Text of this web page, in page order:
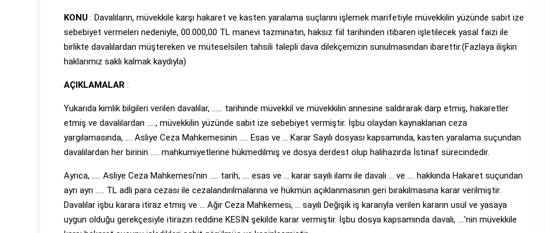
KONU : Davalıların, müvekkile karşı hakaret ve kasten yaralama suçlarını işlemek marifetiyle müvekkilin yüzünde sabit ize
sebebiyet vermeleri nedeniyle, 00.000,00 TL manevi tazminatın, haksız fiil tarihinden itibaren işletilecek yasal faizi ile
birlikte davalılardan müştereken ve müteselsilen tahsili talepli dava dilekçemizin sunulmasından ibarettir.(Fazlaya ilişkin
haklarımız saklı kalmak kaydıyla)
AÇIKLAMALAR :
Yukarıda kimlik bilgileri verilen davalılar, …… tarihinde müvekkil ve müvekkilin annesine saldırarak darp etmiş, hakaretler
etmiş ve davalılardan ….., müvekkilin yüzünde sabit ize sebebiyet vermiştir. İşbu olaydan kaynaklanan ceza
yargılamasında, …. Asliye Ceza Mahkemesinin ….. Esas ve … Karar Sayılı dosyası kapsamında, kasten yaralama suçundan
davalılardan her birinin ….. mahkumiyetlerine hükmedilmiş ve dosya derdest olup halihazırda İstinaf sürecindedir.
Ayrıca, ….. Asliye Ceza Mahkemesi’nin ….. tarih, …. esas ve … karar sayılı ilamı ile davalı … ve …. hakkında Hakaret suçundan
ayrı ayrı ….. TL adli para cezası ile cezalandırılmalarına ve hükmün açıklanmasının geri bırakılmasına karar verilmiştir.
Davalılar işbu karara itiraz etmiş ve … Ağır Ceza Mahkemesi, … sayılı Değişik iş kararıyla verilen kararın usul ve yasaya
uygun olduğu gerekçesiyle itirazın reddine KESİN şekilde karar vermiştir. İşbu dosya kapsamında davalı, ….’nin müvekkile